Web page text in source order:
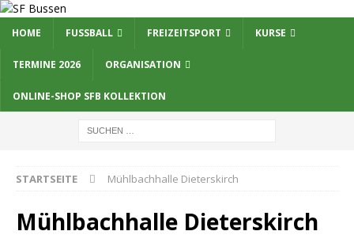
HOME FUSSBALL FREIZEITSPORT KURSE
TERMINE 2026 ORGANISATION
ONLINE-SHOP SFB KOLLEKTION
STARTSEITE Mühlbachhalle Dieterskirch
Mühlbachhalle Dieterskirch